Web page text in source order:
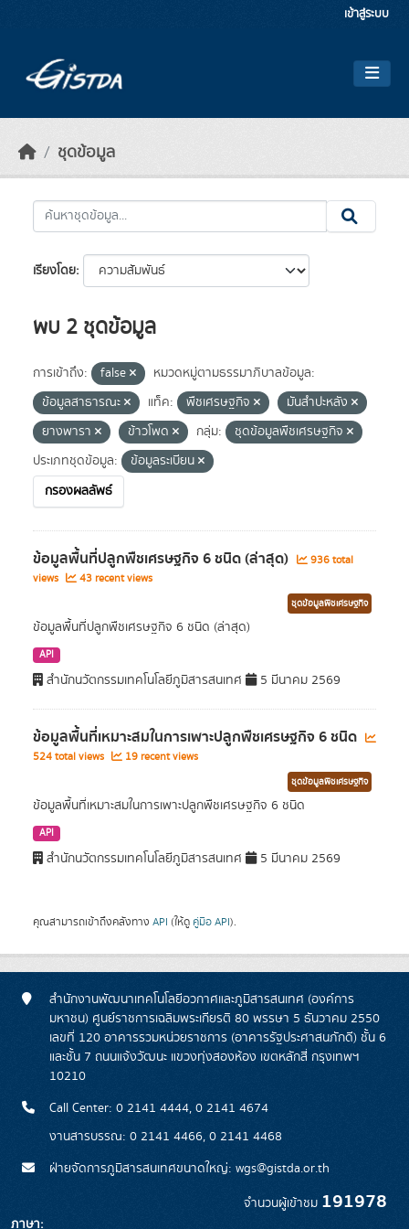
เข้าสู่ระบบ
ชุดข้อมูล
เรียงโดย
พบ 2 ชุดข้อมูล
การเข้าถึง: false
หมวดหมู่ตามธรรมาภิบาลข้อมูล:
ข้อมูลสาธารณะ
แท็ค: พืชเศรษฐกิจ
มันสำปะหลัง
ยางพารา
ข้าวโพด กลุ่ม:
ชุดข้อมูลพืชเศรษฐกิจ
ประเภทชุดข้อมูล:
ข้อมูลระเบียน
กรองผลลัพธ์
ข้อมูลพื้นที่ปลูกพืชเศรษฐกิจ 6 ชนิด (ล่าสุด)
936 total
views
43 recent views
ชุดข้อมูลพืชเศรษฐกิจ
ข้อมูลพื้นที่ปลูกพืชเศรษฐกิจ 6 ชนิด (ล่าสุด)
API
สำนักนวัตกรรมเทคโนโลยีภูมิสารสนเทศ 5 มีนาคม 2569
ข้อมูลพื้นที่เหมาะสมในการเพาะปลูกพืชเศรษฐกิจ 6 ชนิด
524 total views 19 recent views
ชุดข้อมูลพืชเศรษฐกิจ
ข้อมูลพื้นที่เหมาะสมในการเพาะปลูกพืชเศรษฐกิจ 6 ชนิด
API
สำนักนวัตกรรมเทคโนโลยีภูมิสารสนเทศ 5 มีนาคม 2569
คุณสามารถเข้าถึงคลังทาง API (ให้ดู คู่มือ API).
สำนักงานพัฒนาเทคโนโลยีอวกาศและภูมิสารสนเทศ (องค์การ
มหาชน) ศูนย์ราชการเฉลิมพระเกียรติ 80 พรรษา 5 ธันวาคม 2550
เลขที่ 120 อาคารรวมหน่วยราชการ (อาคารรัฐประศาสนภักดี) ชั้น 6
และชั้น 7 ถนนแจ้งวัฒนะ แขวงทุ่งสองห้อง เขตหลักสี่ กรุงเทพฯ
10210
Call Center: 0 2141 4444, 0 2141 4674
งานสารบรรณ: 0 2141 4466, 0 2141 4468
ฝ่ายจัดการภูมิสารสนเทศขนาดใหญ่: wgs@gistda.or.th
จำนวนผู้เข้าชม 191978
ภาษา